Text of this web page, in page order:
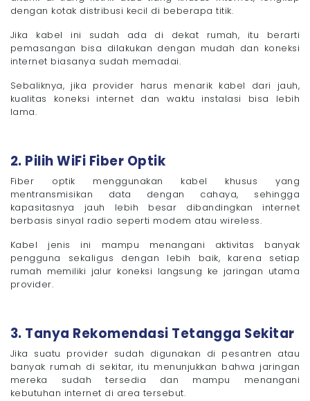
dengan kotak distribusi kecil di beberapa titik.
Jika kabel ini sudah ada di dekat rumah, itu berarti
pemasangan bisa dilakukan dengan mudah dan koneksi
internet biasanya sudah memadai.
Sebaliknya, jika provider harus menarik kabel dari jauh,
kualitas koneksi internet dan waktu instalasi bisa lebih
lama.
2. Pilih WiFi Fiber Optik
Fiber optik menggunakan kabel khusus yang
mentransmisikan data dengan cahaya, sehingga
kapasitasnya jauh lebih besar dibandingkan internet
berbasis sinyal radio seperti modem atau wireless.
Kabel jenis ini mampu menangani aktivitas banyak
pengguna sekaligus dengan lebih baik, karena setiap
rumah memiliki jalur koneksi langsung ke jaringan utama
provider.
3. Tanya Rekomendasi Tetangga Sekitar
Jika suatu provider sudah digunakan di pesantren atau
banyak rumah di sekitar, itu menunjukkan bahwa jaringan
mereka sudah tersedia dan mampu menangani
kebutuhan internet di area tersebut.